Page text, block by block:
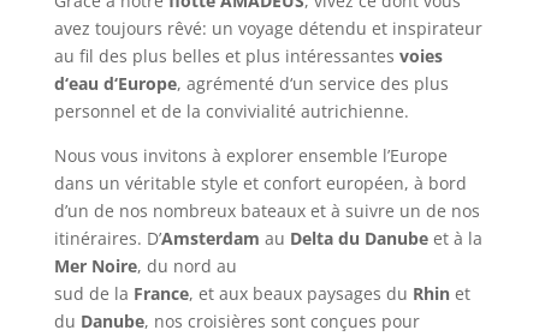
avez toujours rêvé: un voyage détendu et inspirateur
au fil des plus belles et plus intéressantes voies
d‘eau d‘Europe, agrémenté d‘un service des plus
personnel et de la convivialité autrichienne.
Nous vous invitons à explorer ensemble l’Europe
dans un véritable style et confort européen, à bord
d’un de nos nombreux bateaux et à suivre un de nos
itinéraires. D’Amsterdam au Delta du Danubeet à la
Mer Noire, du nord au
sud de la France, et aux beaux paysages du Rhinet
du Danube, nos croisières sont conçues pour